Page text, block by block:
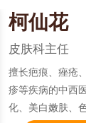
柯仙花
皮肤科主任
擅长疤痕、痤疮
疹等疾病的中西
化、美白嫩肤、